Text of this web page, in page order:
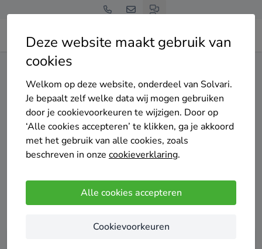
Deze website maakt gebruik van
cookies
Welkom op deze website, onderdeel van Solvari.
Je bepaalt zelf welke data wij mogen gebruiken
door je cookievoorkeuren te wijzigen. Door op
‘Alle cookies accepteren’ te klikken, ga je akkoord
met het gebruik van alle cookies, zoals
beschreven in onze cookieverklaring.
Alle cookies accepteren
Cookievoorkeuren
Home Dakwerker
Dakwerker
Of het nu gaat om een dringende reparatie aan je dak, een
complete renovatie of periodiek onderhoud: een
snel het juiste dakbedrijf voor je project. Ontvang gratis tot
4 offertes en kies de beste deal!